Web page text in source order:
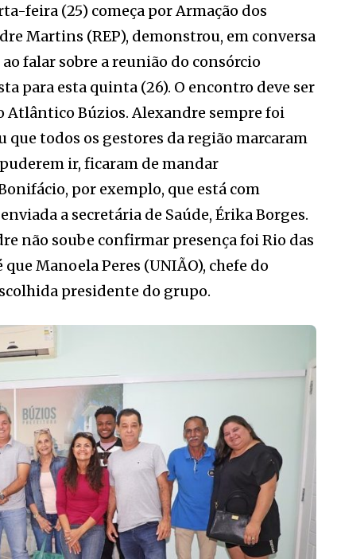
feira (25) começa por Armação dos
Martins (REP), demonstrou, em conversa
falar sobre a reunião do consórcio
para esta quinta (26). O encontro deve ser
Atlântico Búzios. Alexandre sempre foi
todos os gestores da região marcaram
ir, ficaram de mandar
por exemplo, que está com
a secretária de Saúde, Érika Borges.
não soube confirmar presença foi Rio das
Manoela Peres (UNIÃO), chefe do
presidente do grupo.